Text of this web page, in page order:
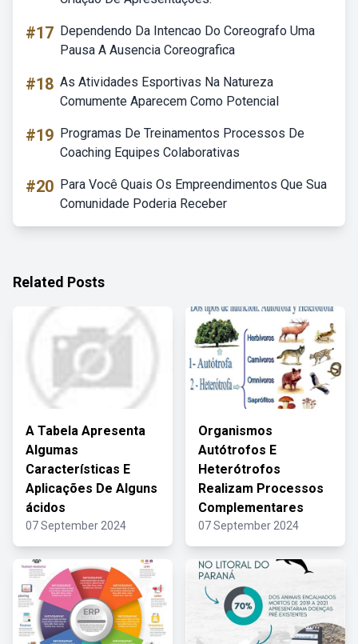
#17 Dependendo Da Intencao Do Coreografo Uma
Pausa A Ausencia Coreografica
#18 As Atividades Esportivas Na Natureza
Comumente Aparecem Como Potencial
#19 Programas De Treinamentos Processos De
Coaching Equipes Colaborativas
#20 Para Você Quais Os Empreendimentos Que Sua
Comunidade Poderia Receber
Related Posts
A Tabela Apresenta
Algumas
Características E
Aplicações De Alguns
ácidos
07 September 2024
Organismos
Autótrofos E
Heterótrofos
Realizam Processos
Complementares
07 September 2024